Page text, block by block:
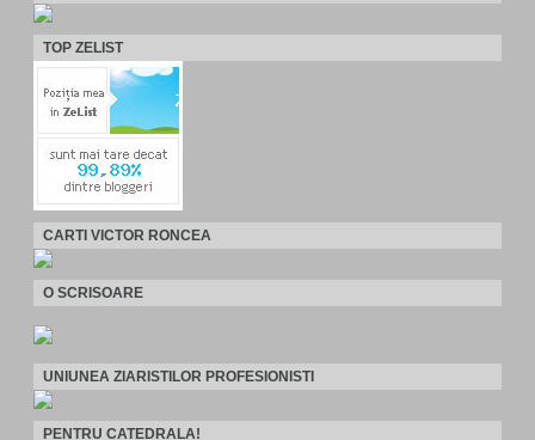
TOP ZELIST
CARTI VICTOR RONCEA
O SCRISOARE
UNIUNEA ZIARISTILOR PROFESIONISTI
PENTRU CATEDRALA!